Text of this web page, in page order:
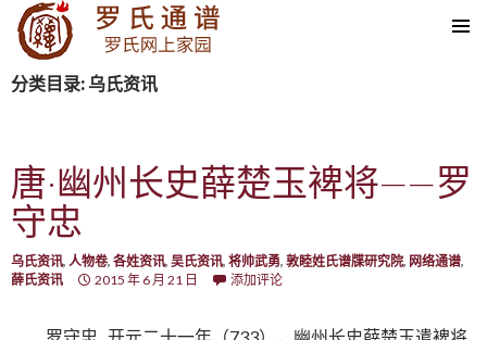
SKIP TO CONTENT
分类目录: 乌氏资讯
唐·幽州长史薛楚玉裨将——罗
守忠
乌氏资讯, 人物卷, 各姓资讯, 吴氏资讯, 将帅武勇, 敦睦姓氏谱牒研究院, 网络通谱,
薛氏资讯
2015 年 6 月 21 日 添加评论